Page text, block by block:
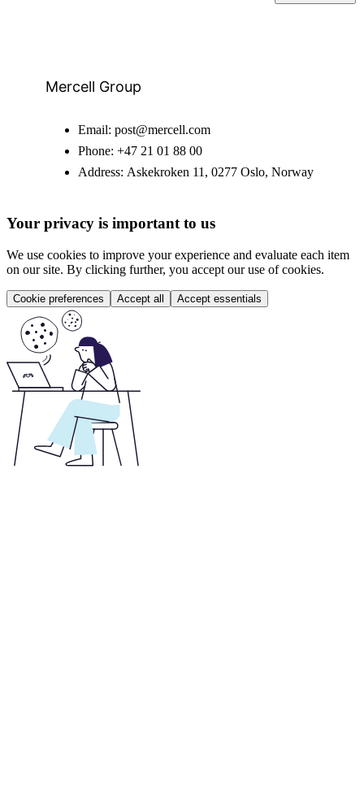
Mercell Group
Email: post@mercell.com
Phone: +47 21 01 88 00
Address: Askekroken 11, 0277 Oslo, Norway
Your privacy is important to us
We use cookies to improve your experience and evaluate each item
on our site. By clicking further, you accept our use of cookies.
Cookie preferences Accept all Accept essentials